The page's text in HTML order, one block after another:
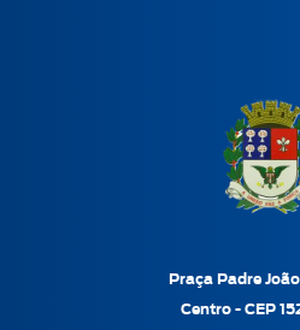
Praça Padre
Centro - CEP